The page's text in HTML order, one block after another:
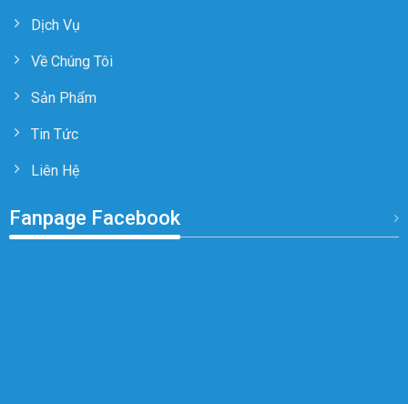
Dịch Vụ
Về Chúng Tôi
Sản Phẩm
Tin Tức
Liên Hệ
Fanpage Facebook